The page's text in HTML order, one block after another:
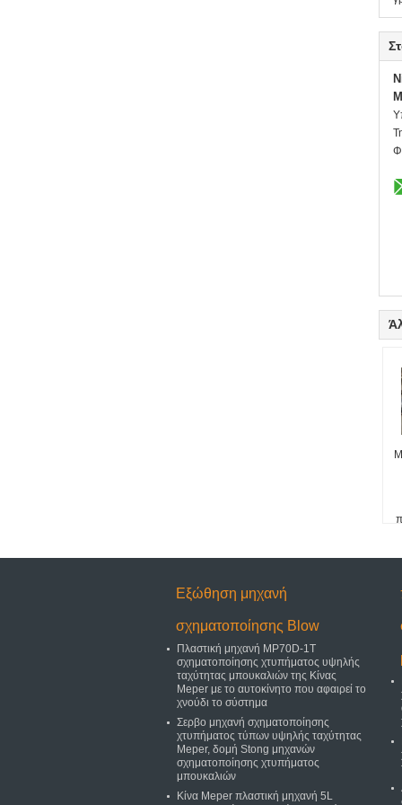
Εξώθηση μηχανή
σχηματοποίησης Blow
Πλαστική μηχανή MP70D-1T
σχηματοποίησης χτυπήματος υψηλής
ταχύτητας μπουκαλιών της Κίνας
Meper με το αυτοκίνητο που αφαιρεί το
χνούδι το σύστημα
Σερβο μηχανή σχηματοποίησης
χτυπήματος τύπων υψηλής ταχύτητας
Meper, δομή Stong μηχανών
σχηματοποίησης χτυπήματος
μπουκαλιών
Κίνα Meper πλαστική μηχανή 5L